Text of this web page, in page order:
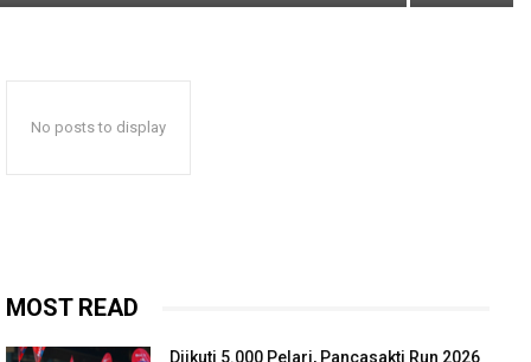
No posts to display
MOST READ
Diikuti 5.000 Pelari, Pancasakti Run 2026